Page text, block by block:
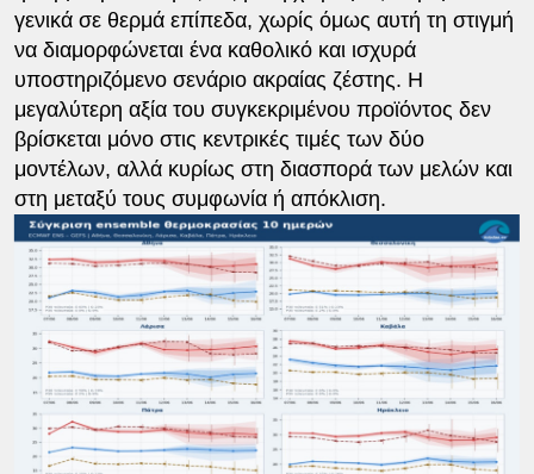
γενικά σε θερμά επίπεδα, χωρίς όμως αυτή τη στιγμή
να διαμορφώνεται ένα καθολικό και ισχυρά
υποστηριζόμενο σενάριο ακραίας ζέστης. Η
μεγαλύτερη αξία του συγκεκριμένου προϊόντος δεν
βρίσκεται μόνο στις κεντρικές τιμές των δύο
μοντέλων, αλλά κυρίως στη διασπορά των μελών και
στη μεταξύ τους συμφωνία ή απόκλιση.